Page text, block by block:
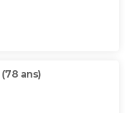
(78 ans)